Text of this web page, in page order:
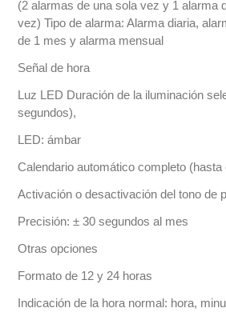
(2 alarmas de una sola vez y 1 alarma
vez) Tipo de alarma: Alarma diaria,
de 1 mes y alarma mensual
Señal de hora
Luz LED Duración de la iluminación
segundos),
LED: ámbar
Calendario automático completo (hasta
Activación o desactivación del tono de
Precisión: ± 30 segundos al mes
Otras opciones
Formato de 12 y 24 horas
Indicación de la hora normal: hora,